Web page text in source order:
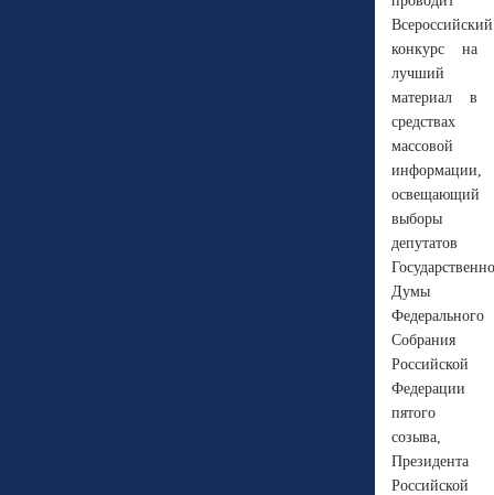
Всероссийский
конкурс на
лучший
материал в
средствах
массовой
информации,
освещающий
выборы
депутатов
Думы
Федерального
Собрания
Российской
Федерации
пятого
созыва,
Президента
Российской